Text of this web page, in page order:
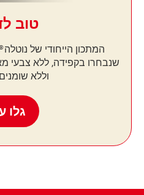
טוב
המתכון הייחודי של נוטלה
שנבחרו בקפידה, ללא צבעי
וללא
גלו